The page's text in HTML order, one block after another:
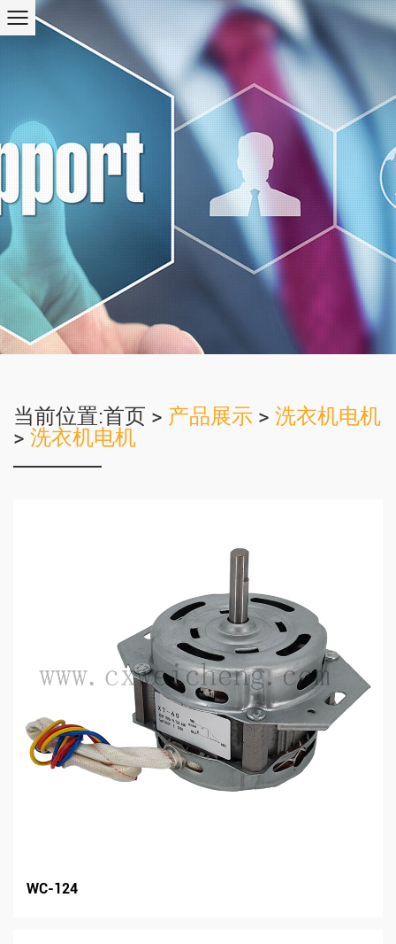
当前位置:首页 > 产品展示 > 洗衣机电机
> 洗衣机电机
WC-124